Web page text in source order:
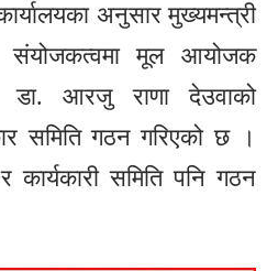
अनुसार मुख्यमन्त्री
संयोजकत्वमा मूल आयोजक
डा. आरजु राणा देउवाको
समिति गठन गरिएको छ ।
कार्यकारी समिति पनि गठन